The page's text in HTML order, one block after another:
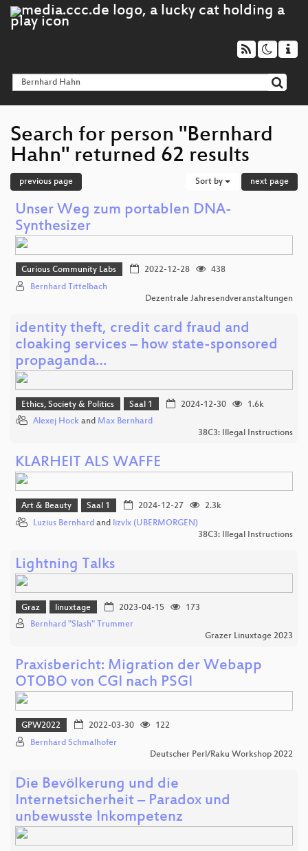
Search for person "Bernhard
Hahn" returned 62 results
previous page Sort by next page
Unser Weg zum portablen DNA-
Synthesizer
Curious Community Labs 2022-12-28
438
Bernhard Tittelbach
Dezentrale Jahresendveranstaltungen
identity theft, credit card fraud and
cloaking services – how state-sponsored
propaganda…
Ethics, Society & Politics Saal 1 2024-12-30
1.6k
Alexej Hock and Max Bernhard
38C3: Illegal Instructions
KLARHEIT ALS WAFFE
Art & Beauty Saal 1 2024-12-27
2.3k
Luzius Bernhard and
lizvlx (UBERMORGEN)
38C3: Illegal Instructions
Lightning Talks
Graz linuxtage 2023-04-15
173
Bernhard "Slash" Trummer
Grazer Linuxtage 2023
Praxisbericht: Migration der Webapp
OTOBO von CGI nach PSGI
GPW2022 2022-03-30
122
Bernhard Schmalhofer
Deutscher Perl/Raku Workshop 2022
Die Bevölkerung und die
Internetsicherheit – Paradox und
unbewusste Inkompetenz